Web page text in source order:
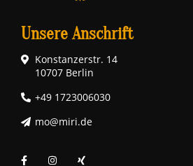
Unsere Anschrift
Konstanzerstr. 14
10707 Berlin
+49 1723006030
mo@miri.de